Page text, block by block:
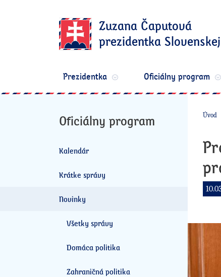
Zuzana Čaputová
prezidentka
Prezidentka Oficiálny program
Oficiálny program
Kalendár
Krátke správy
Novinky
Všetky správy
Domáca politika
Zahraničná politika
Úvod